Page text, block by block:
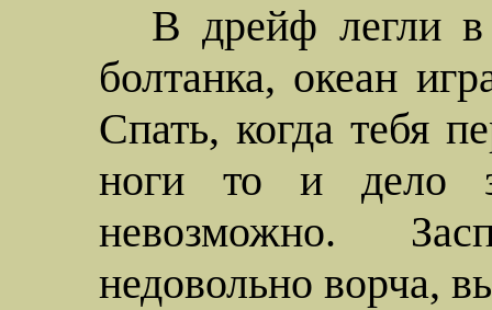
В дрейф легли в
болтанка, океан
Спать, когда тебя
ноги то и дело
невозможно.
недовольно ворча,